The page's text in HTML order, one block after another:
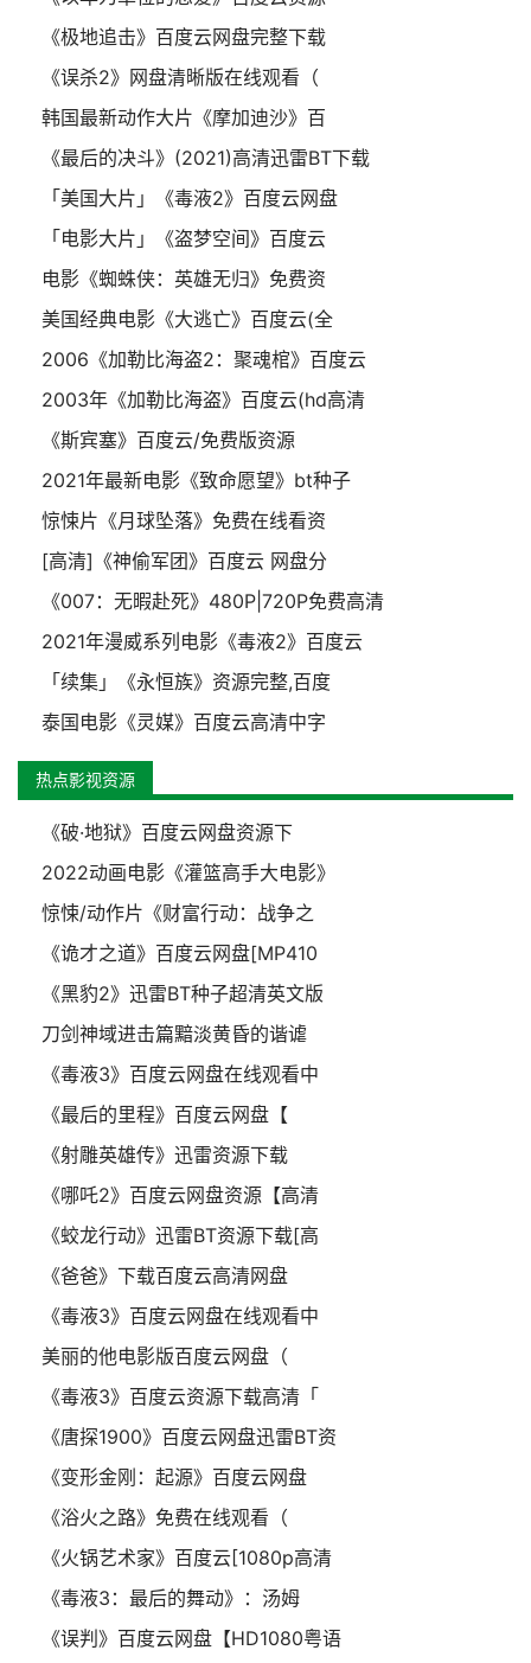
《极地追击》百度云网盘完整下载
《误杀2》网盘清晰版在线观看（
韩国最新动作大片《摩加迪沙》百
《最后的决斗》(2021)高清迅雷BT下载
「美国大片」《毒液2》百度云网盘
「电影大片」《盗梦空间》百度云
电影《蜘蛛侠：英雄无归》免费资
美国经典电影《大逃亡》百度云(全
2006《加勒比海盗2：聚魂棺》百度云
2003年《加勒比海盗》百度云(hd高清
《斯宾塞》百度云/免费版资源
2021年最新电影《致命愿望》bt种子
惊悚片《月球坠落》免费在线看资
[高清]《神偷军团》百度云 网盘分
《007：无暇赴死》480P|720P免费高清
2021年漫威系列电影《毒液2》百度云
「续集」《永恒族》资源完整,百度
泰国电影《灵媒》百度云高清中字
热点影视资源
《破·地狱》百度云网盘资源下
2022动画电影《灌篮高手大电影》
惊悚/动作片《财富行动：战争之
《诡才之道》百度云网盘[MP410
《黑豹2》迅雷BT种子超清英文版
刀剑神域进击篇黯淡黄昏的谐谑
《毒液3》百度云网盘在线观看中
《最后的里程》百度云网盘【
《射雕英雄传》迅雷资源下载
《哪吒2》百度云网盘资源【高清
《蛟龙行动》迅雷BT资源下载[高
《爸爸》下载百度云高清网盘
《毒液3》百度云网盘在线观看中
美丽的他电影版百度云网盘（
《毒液3》百度云资源下载高清「
《唐探1900》百度云网盘迅雷BT资
《变形金刚：起源》百度云网盘
《浴火之路》免费在线观看（
《火锅艺术家》百度云[1080p高清
《毒液3：最后的舞动》：汤姆
《误判》百度云网盘【HD1080粤语